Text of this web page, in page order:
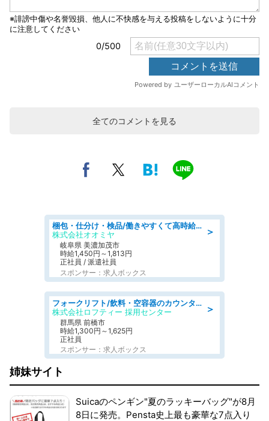
全てのコメントを見る
＞
梱包・仕分け・検品/働きやすくて高時給の仕分け作業長期休暇充実/残業なし
株式会社オオミヤ
岐阜県 美濃加茂市
時給1,450円～1,813円
正社員 / 派遣社員
スポンサー：求人ボックス
＞
フォークリフト/飲料・空容器のカウンターフォーク/駒形駅/車11分
株式会社ロフティー 採用センター
群馬県 前橋市
時給1,300円～1,625円
正社員
スポンサー：求人ボックス
姉妹サイト
Suicaのペンギン"夏のラッキーバッグ"が8月
8日に発売。Pensta史上最も豪華な7点入り